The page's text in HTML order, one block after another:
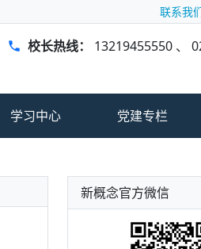
联系我
校长热线： 13219455550 、
学习中心 党建专栏
新概念官方微信